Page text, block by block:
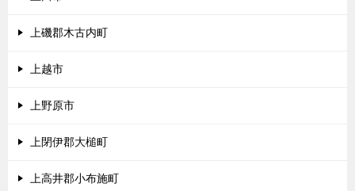
上磯郡木古内町
上越市
上野原市
上閉伊郡大槌町
上高井郡小布施町